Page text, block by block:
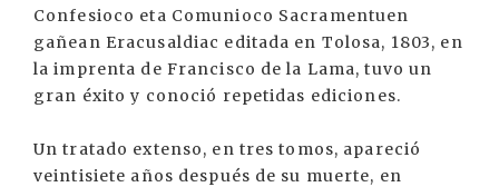
Confesioco eta Comunioco Sacramentuen
gañean Eracusaldiac editada en Tolosa, 1803, en
la imprenta de Francisco de la Lama, tuvo un
gran éxito y conoció repetidas ediciones.
Un tratado extenso, en tres tomos, apareció
veintisiete años después de su muerte, en